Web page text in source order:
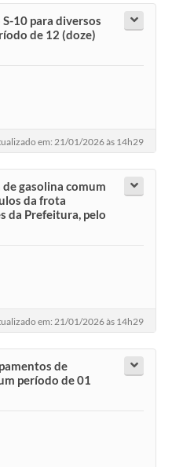
10 para diversos
de 12 (doze)
em: 21/01/2026 às 14h29
gasolina comum
da frota
da Prefeitura, pelo
em: 21/01/2026 às 14h29
de
período de 01